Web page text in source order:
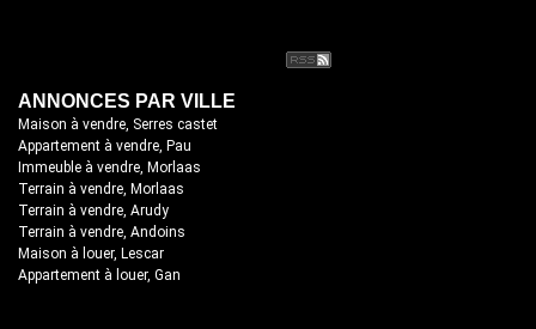
ANNONCES PAR VILLE
Maison à vendre, Serres castet
Appartement à vendre, Pau
Immeuble à vendre, Morlaas
Terrain à vendre, Morlaas
Terrain à vendre, Arudy
Terrain à vendre, Andoins
Maison à louer, Lescar
Appartement à louer, Gan